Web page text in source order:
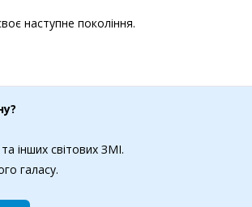
наступне покоління.
інших світових ЗМІ.
галасу.